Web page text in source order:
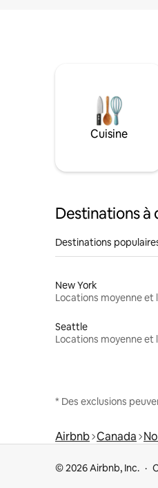
Cuisine
Destinations à
Destinations
New York
Seattle
* Des exclusions
Airbnb Canada
© 2026 Airbnb, Inc.